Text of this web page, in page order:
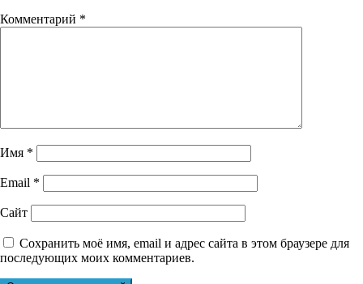
Комментарий *
Имя *
Email *
Сайт
Сохранить моё имя, email и адрес сайта в этом браузере для
последующих моих комментариев.